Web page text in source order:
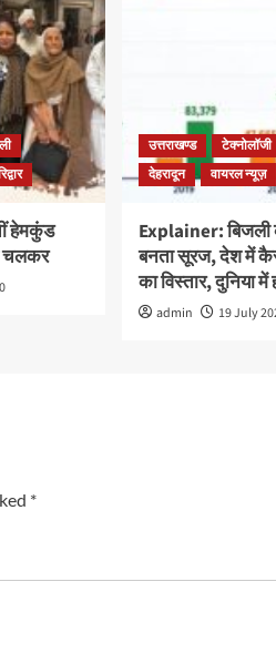
हेमकुंड
चलकर
0
उत्तराखण्ड टेक्नोलॉजी
देहरादून
वायरल न्यूज़
Explainer: बिजली
बनता सूरज, देश में कैसे
का विस्तार, दुनिया
admin 19 July
*